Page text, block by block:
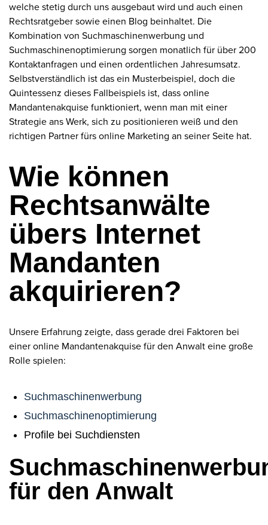
welche stetig durch uns ausgebaut wird und auch einen
Rechtsratgeber sowie einen Blog beinhaltet. Die
Kombination von Suchmaschinenwerbung und
Suchmaschinenoptimierung sorgen monatlich für über 200
Kontaktanfragen und einen ordentlichen Jahresumsatz.
Selbstverständlich ist das ein Musterbeispiel, doch die
Quintessenz dieses Fallbeispiels ist, dass online
Mandantenakquise funktioniert, wenn man mit einer
Strategie ans Werk, sich zu positionieren weiß und den
richtigen Partner fürs online Marketing an seiner Seite hat.
Wie können
Rechtsanwälte
übers Internet
Mandanten
akquirieren?
Unsere Erfahrung zeigte, dass gerade drei Faktoren bei
einer online Mandantenakquise für den Anwalt eine große
Rolle spielen:
Suchmaschinenwerbung
Suchmaschinenoptimierung
Profile bei Suchdiensten
für den Anwalt